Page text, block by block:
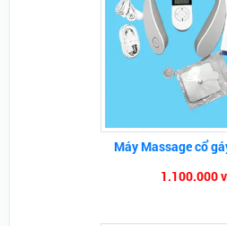
Máy Massage cổ
1.100.000